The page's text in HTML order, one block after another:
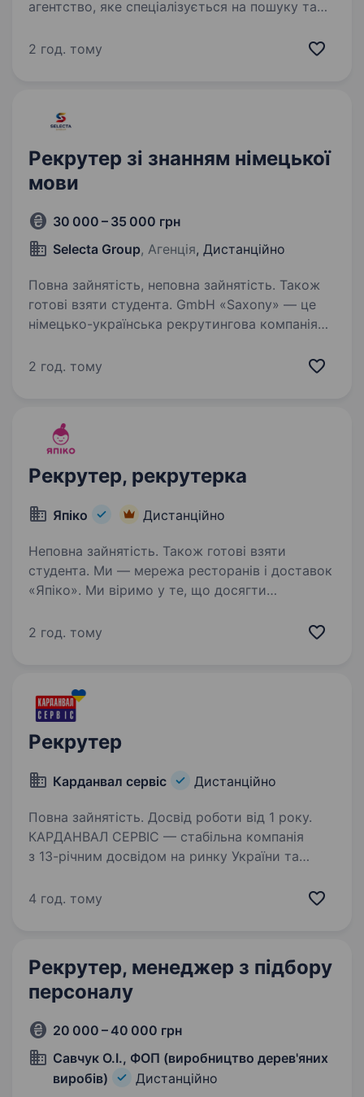
агентство, яке спеціалізується на пошуку та
Німеччині. У зв’язку з активним розвитком
2 год. тому
Рекрутер зі знанням німецької
мови
30 000 – 35 000 грн
Selecta Group, Агенція, Дистанційно
Повна зайнятість, неповна зайнятість. Також
готові взяти студента. GmbH «Saxony» — це
німецько-українська рекрутингова компанія
канадському та міжнародному ринках. Наша
2 год. тому
Рекрутер, рекрутерка
Япіко Дистанційно
Неповна зайнятість. Також готові взяти
студента. Ми — мережа ресторанів і доставок
«Япіко». Ми віримо у те, що досягти
ти любиш. Тож, щоб разом досягати великих
2 год. тому
Рекрутер
Карданвал сервіс Дистанційно
Повна зайнятість. Досвід роботи від 1 року.
КАРДАНВАЛ СЕРВІС — стабільна компанія
з 13-річним досвідом на ринку України та
та реставрації карданних валів для легкової,
4 год. тому
Рекрутер, менеджер з підбору
персоналу
20 000 – 40 000 грн
Савчук О.І., ФОП (виробництво дерев'яних
виробів)
Дистанційно